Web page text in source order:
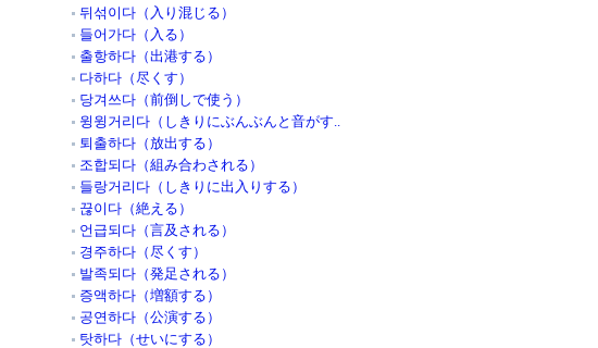
뒤섞이다（入り混じる）
들어가다（入る）
출항하다（出港する）
다하다（尽くす）
당겨쓰다（前倒しで使う）
윙윙거리다（しきりにぶんぶんと音がす..
퇴출하다（放出する）
조합되다（組み合わされる）
들랑거리다（しきりに出入りする）
끊이다（絶える）
언급되다（言及される）
경주하다（尽くす）
발족되다（発足される）
증액하다（増額する）
공연하다（公演する）
탓하다（せいにする）